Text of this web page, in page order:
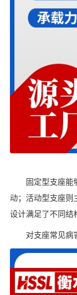
固定型支座
动；活动型支座则
设计满足了不同结
对支座常见病